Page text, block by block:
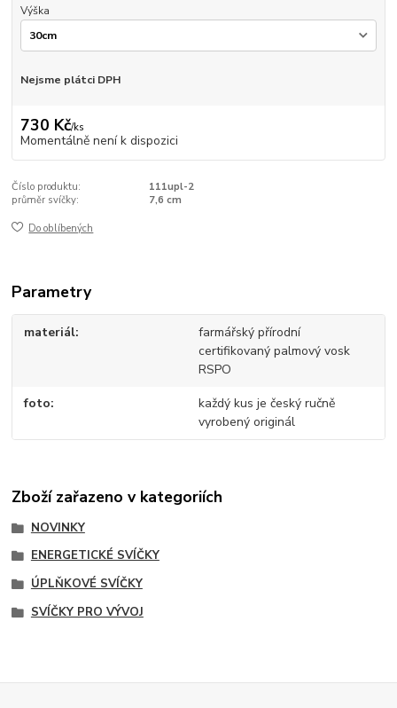
Výška
Nejsme plátci DPH
730 Kč/ks
Momentálně není k dispozici
Číslo produktu:
111upl-2
průměr svíčky:
7,6 cm
Do oblíbených
Parametry
materiál
farmářský přírodní
certifikovaný palmový vosk
RSPO
foto
každý kus je český ručně
vyrobený originál
Zboží zařazeno v kategoriích
NOVINKY
ENERGETICKÉ SVÍČKY
ÚPLŇKOVÉ SVÍČKY
SVÍČKY PRO VÝVOJ